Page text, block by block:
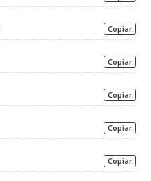
Copiar
Copiar
Copiar
Copiar
Copiar